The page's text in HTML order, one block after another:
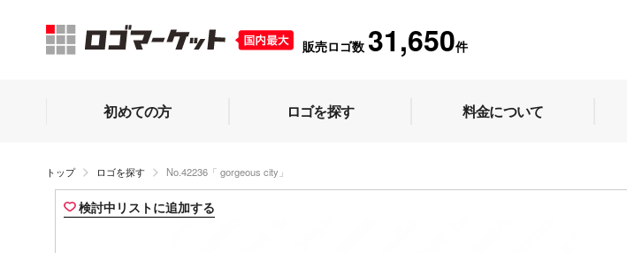
販売ロゴ数 31,650件
初めての方 ロゴを探す 料金について
トップ ロゴを探す No.42236「 gorgeous city」
検討中リストに追加する